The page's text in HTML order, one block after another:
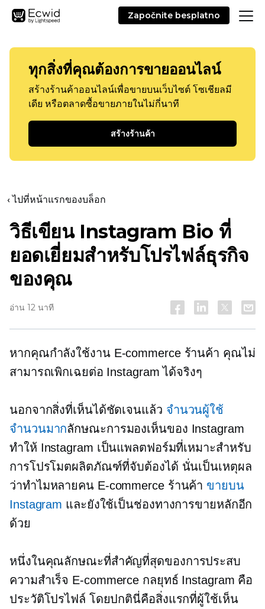
Započnite besplatno
ทุกสิ่งที่คุณต้องการขายออนไลน์
สร้างร้านค้าออนไลน์เพื่อขายบนเว็บไซต์ โซเชียลมี
เดีย หรือตลาดซื้อขายภายในไม่กี่นาที
สร้างร้านค้า
‹ ไปที่หน้าแรกของบล็อก
วิธีเขียน Instagram Bio ที่
ยอดเยี่ยมสำหรับโปรไฟล์ธุรกิจ
ของคุณ
อ่าน 12 นาที
หากคุณกำลังใช้งาน E-commerceร้านค้า คุณไม่
สามารถเพิกเฉยต่อ Instagram ได้จริงๆ
นอกจากสิ่งที่เห็นได้ชัดเจนแล้ว จำนวนผู้ใช้
จำนวนมากลักษณะการมองเห็นของ Instagram
ทำให้ Instagram เป็นแพลตฟอร์มที่เหมาะสำหรับ
การโปรโมตผลิตภัณฑ์ที่จับต้องได้ นั่นเป็นเหตุผล
ว่าทำไมหลายคน E-commerceร้านค้า ขายบน
Instagram และยังใช้เป็นช่องทางการขายหลักอีก
ด้วย
หนึ่งในคุณลักษณะที่สำคัญที่สุดของการประสบ
ความสำเร็จ E-commerce กลยุทธ์ Instagram คือ
ประวัติโปรไฟล์ โดยปกตินี่คือสิ่งแรกที่ผู้ใช้เห็น